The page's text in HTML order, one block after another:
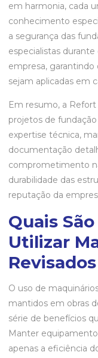
em harmonia, cada
conhecimento
a segurança das
especialistas
empresa, garantindo
sejam aplicadas em
Em resumo, a
projetos de
expertise técnica,
documentação
comprometimento
durabilidade das
reputação da
Quais
Utilizar
O uso de
mantidos em obras
série de benefícios
Manter
apenas a eficiência